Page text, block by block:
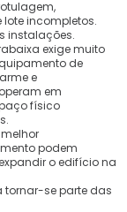
incompletos.
instalações.
exige muito
de
e
em
físico
podem
o edifício na
tornar-se parte das